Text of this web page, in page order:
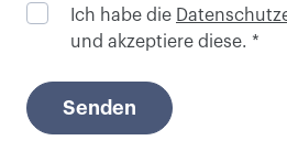
Ich habe die
und akzeptiere diese.
Senden